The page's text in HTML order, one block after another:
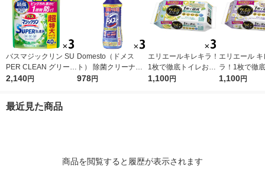
バスマジックリン SU
PER CLEAN グリーン
ハーブ 詰め替え 超特
2,140円
Domesto（ドメス
ト） 除菌クリーナー
本体 500ml １セット
978円
エリエールキレキラ！
1枚で徹底トイレお掃
除シート シトラスミ
1,100円
エリエール キ
ラ！1枚で徹
おそうじシー
1,100円
最近見た商品
商品を閲覧すると履歴が表示されます